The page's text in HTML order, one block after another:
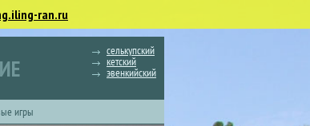
ran.ru
селькупский
кетский
эвенкийский
игры